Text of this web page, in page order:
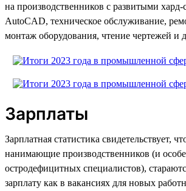
на производственников с развитыми
AutoCAD, техническое обслуживание,
монтаж оборудования, чтение чертежей и
Зарплаты
Зарплатная статистика свидетельствует,
нанимающие производственников (и
остродефицитных специалистов),
зарплату как в вакансиях для новых